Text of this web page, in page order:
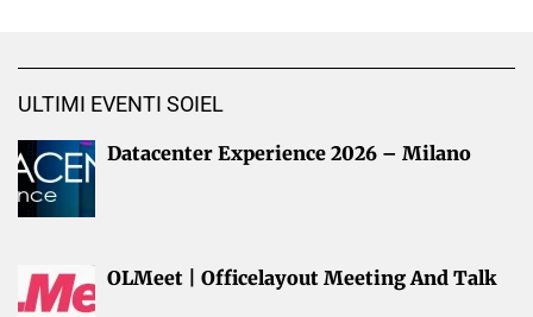
ULTIMI EVENTI SOIEL
Datacenter Experience 2026 – Milano
OLMeet | Officelayout Meeting And Talk